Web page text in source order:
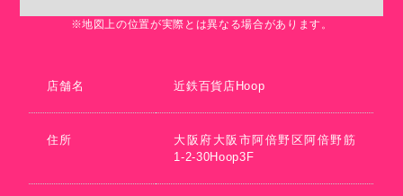
※地図上の位置が実際とは異なる場合があります。
店舗名 近鉄百貨店Hoop
住所
大阪府大阪市阿倍野区阿倍野筋
1-2-30Hoop3F